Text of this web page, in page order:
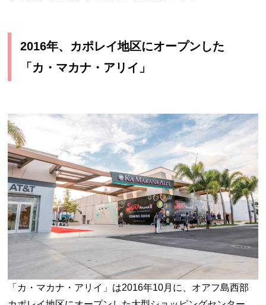
2016年、カポレイ地区にオープンした
「 カ・マカナ・アリイ」
「カ・マカナ・アリイ」は2016年10月に、オアフ島西部